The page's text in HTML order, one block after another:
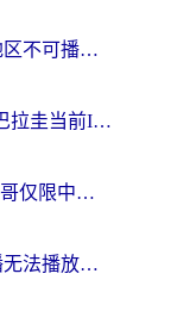
在加拿大看抖音世界杯当前地区不可播放？海外党体育观赛终极指南
在海外看世界杯直播德国 vs 巴拉圭当前IP受限制？这篇指南帮你轻松解决地区限制
在国外看世界杯法国 VS 摩洛哥仅限中国大陆？别让地域限制拦下你的欢呼
在澳大利亚看抖音世界杯直播无法播放？海外党体育观赛终极指南来了！